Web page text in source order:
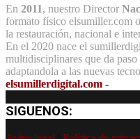
En 2011, nuestro Director
formato físico elsumiller.com
la restauración, nacional e
En el 2020 nace el
multidisciplinares que da
adaptandola a las nuevas
elsumillerdigital.com -
SIGUENOS: